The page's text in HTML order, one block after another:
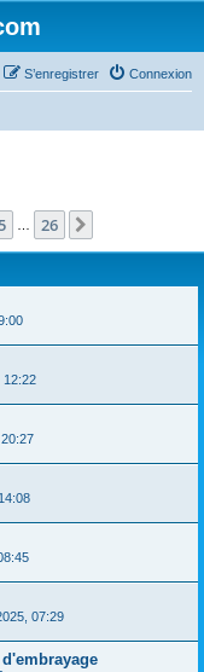
Connexion
S’enregistrer
26
12:22
07:29